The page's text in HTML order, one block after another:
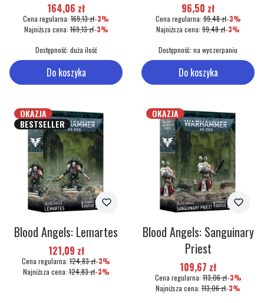
Do koszyka
Cena promocyjna
164,06 zł
Cena regularna: 169,13 zł-3%
Najniższa cena: 169,13 zł-3%
Dostępność: duża ilość
Do koszyka
Cena promocyjna
96,50 zł
Cena regularna: 99,48 zł-3%
Najniższa cena: 99,48 zł-3%
Dostępność: na wyczerpaniu
OKAZJA
BESTSELLER
Blood Angels: Lemartes
Cena promocyjna
121,09 zł
Cena regularna: 124,83 zł-3%
Najniższa cena: 124,83 zł-3%
OKAZJA
Blood Angels: Sanguinary
Priest
Cena promocyjna
109,67 zł
Cena regularna: 113,06 zł-3%
Najniższa cena: 113,06 zł-3%